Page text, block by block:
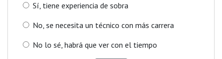
Sí, tiene experiencia de sobra
No, se necesita un técnico con más carrera
No lo sé, habrá que ver con el tiempo